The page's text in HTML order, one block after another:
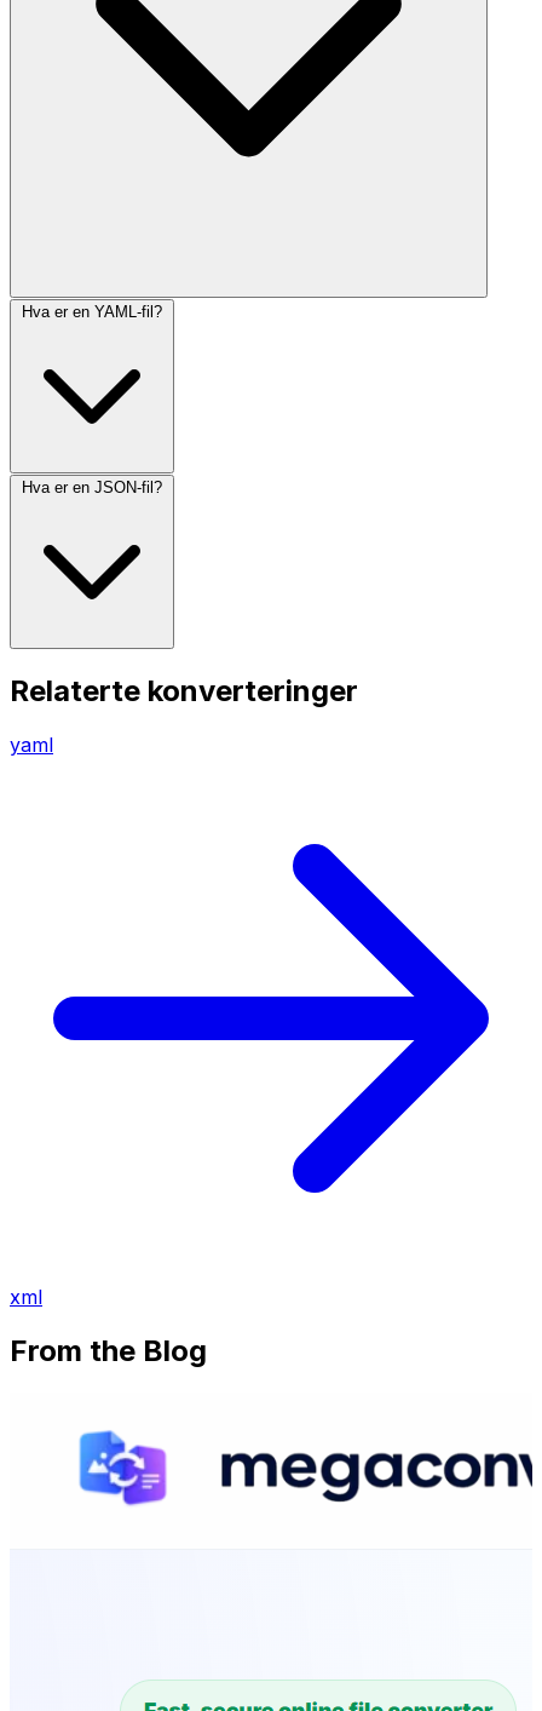
Hva er en YAML-fil?
Hva er en JSON-fil?
Relaterte konverteringer
yaml
xml
From the Blog